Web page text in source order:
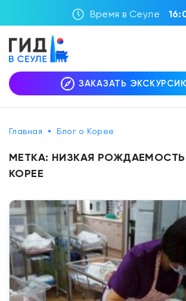
Время в Сеуле
ЗАКАЗАТЬ
Главная Блог о Корее
МЕТКА: НИЗКАЯ
КОРЕЕ